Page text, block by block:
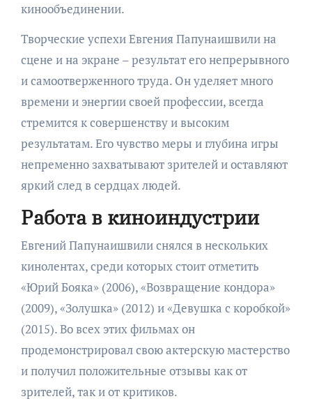
кинообъединении.
Творческие успехи Евгения Папунаишвили на
сцене и на экране – результат его непрерывного
и самоотверженного труда. Он уделяет много
времени и энергии своей профессии, всегда
стремится к совершенству и высоким
результатам. Его чувство меры и глубина игры
непременно захватывают зрителей и оставляют
яркий след в сердцах людей.
Работа в киноиндустрии
Евгений Папунаишвили снялся в нескольких
кинолентах, среди которых стоит отметить
«Юрий Бояка» (2006), «Возвращение кондора»
(2009), «Золушка» (2012) и «Девушка с коробкой»
(2015). Во всех этих фильмах он
продемонстрировал свою актерскую мастерство
и получил положительные отзывы как от
зрителей, так и от критиков.